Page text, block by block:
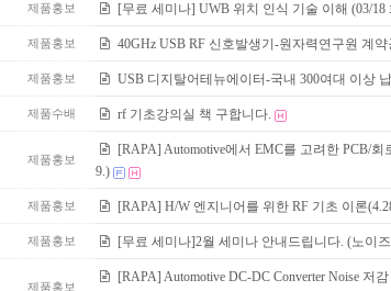
제품홍보 [무료 세미나] UWB 위치 인식 기술 이해 (03/18
제품홍보 40GHz USB RF 신호발생기-원자력연구원 계약
제품홍보 USB 디지탈어테뉴에이터-국내 300여대 이상
제품수배 rf 기초강의실 책 구합니다.
제품홍보
[RAPA] Automotive에서 EMC를 고려한 PCB/
9.)
제품홍보 [RAPA] H/W 엔지니어를 위한 RF 기초 이론
제품홍보 [무료 세미나]2월 세미나 안내드립니다. (노이
제품홍보
[RAPA] Automotive DC-DC Converter Noise 저